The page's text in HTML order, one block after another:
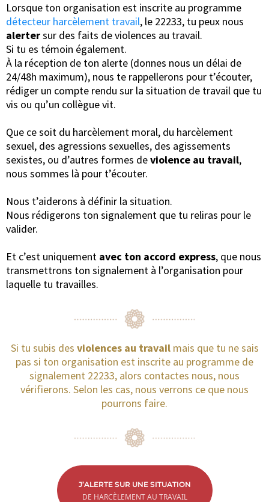
Lorsque ton organisation est inscrite au programme
détecteur harcèlement travail, le 22233, tu peux nous
alertersur des faits de violences au travail.
Si tu es témoin également.
À la réception de ton alerte (donnes nous un délai de
24/48h maximum), nous te rappellerons pour t’écouter,
rédiger un compte rendu sur la situation de travail que tu
vis ou qu’un collègue vit.
Que ce soit du harcèlement moral, du harcèlement
sexuel, des agressions sexuelles, des agissements
sexistes, ou d’autres formes deviolence au travail,
nous sommes là pour t’écouter.
Nous t’aiderons à définir la situation.
Nous rédigerons ton signalement que tu reliras pour le
valider.
Et c’est uniquement avec ton accord express, que nous
transmettrons ton signalement à l’organisation pour
laquelle tu travailles.
Si tu subis des violences au travailmais que tu ne sais
pas si ton organisation est inscrite au programme de
signalement 22233, alors contactes nous, nous
vérifierons. Selon les cas, nous verrons ce que nous
pourrons faire.
J’ALERTE SUR UNE SITUATION
DE HARCÈLEMENT AU TRAVAIL